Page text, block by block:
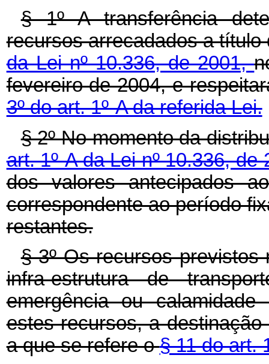
§ 1º A transferência
recursos arrecadados a
da Lei nº 10.336, de 2001,
fevereiro de 2004, e
3º do art. 1º-A da referida Lei.
§ 2º No momento da
art. 1º-A da Lei nº 10.336, de
dos valores antecipados
correspondente ao período
restantes.
§ 3º Os recursos
infra-estrutura de
emergência ou
estes recursos, a
a que se refere o§ 11 do art.